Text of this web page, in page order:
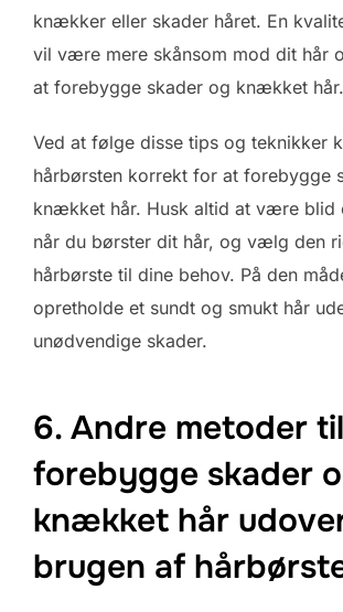
knækker eller skader håret. En
vil være mere skånsom mod dit hår
at forebygge skader og knækket hår.
Ved at følge disse tips og teknikker
hårbørsten korrekt for at forebygge
knækket hår. Husk altid at være blid
når du børster dit hår, og vælg den
hårbørste til dine behov. På den
opretholde et sundt og smukt hår
unødvendige skader.
6. Andre metoder
forebygge skader
knækket hår
brugen af